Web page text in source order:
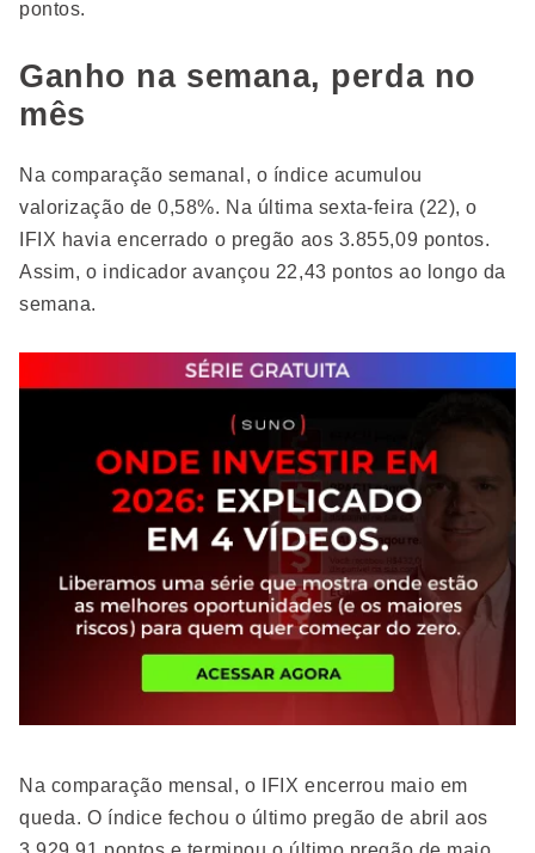
pontos.
Ganho na semana, perda no
mês
Na comparação semanal, o índice acumulou
valorização de 0,58%. Na última sexta-feira (22), o
IFIX havia encerrado o pregão aos 3.855,09 pontos.
Assim, o indicador avançou 22,43 pontos ao longo da
semana.
Na comparação mensal, o IFIX encerrou maio em
queda. O índice fechou o último pregão de abril aos